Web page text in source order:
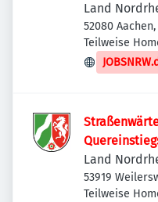
Land
52080
Teilweise
Land
53919
Teilweise